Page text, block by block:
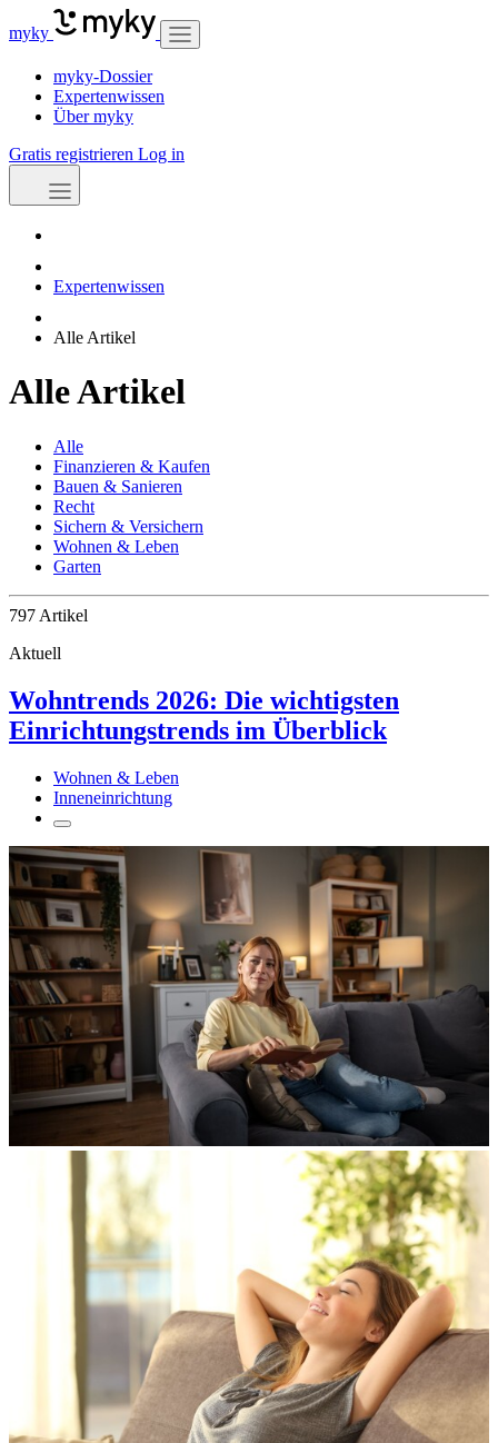
myky
myky-Dossier
Expertenwissen
Über myky
Gratis registrieren Log in
Expertenwissen
Alle Artikel
Alle Artikel
Alle
Finanzieren & Kaufen
Bauen & Sanieren
Recht
Sichern & Versichern
Wohnen & Leben
Garten
797 Artikel
Aktuell
Wohntrends 2026: Die wichtigsten
Einrichtungstrends im Überblick
Wohnen & Leben
Inneneinrichtung